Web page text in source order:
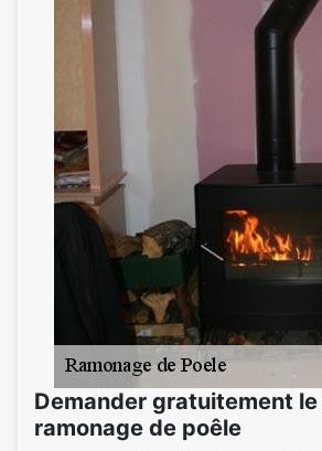
Demander gratuitement le
ramonage de poêle